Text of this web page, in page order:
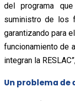
del programa
suministro de los
garantizando para
funcionamiento de
integran la
Un problema de